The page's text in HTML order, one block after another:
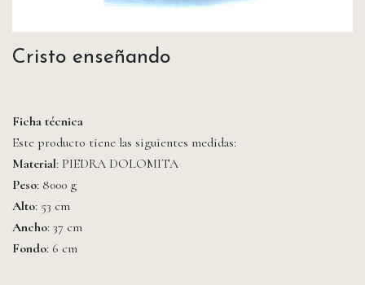
Cristo enseñando
Ficha técnica
Este producto tiene las siguientes medidas:
Material: PIEDRA DOLOMITA
Peso: 8000 g
Alto: 53 cm
Ancho: 37 cm
Fondo: 6 cm